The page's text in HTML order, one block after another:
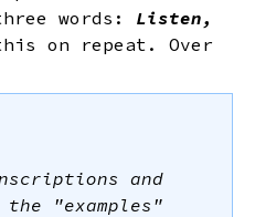
words: Listen,
on repeat. Over
and
"examples"